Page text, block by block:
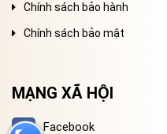
Chính sách bảo hành
Chính sách bảo mật
MẠNG XÃ HỘI
Facebook